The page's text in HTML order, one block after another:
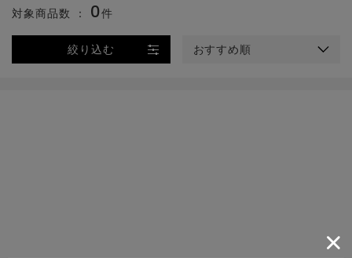
絞り込む おすすめ順
対象商品数 ： 0件